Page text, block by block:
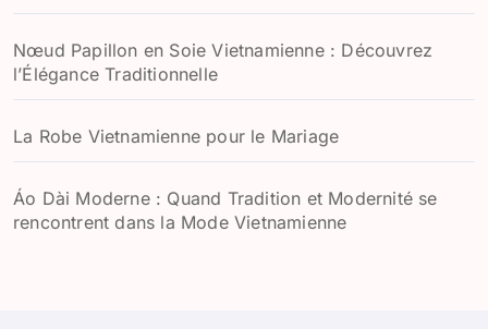
Nœud Papillon en Soie Vietnamienne : Découvrez
l’Élégance Traditionnelle
La Robe Vietnamienne pour le Mariage
Áo Dài Moderne : Quand Tradition et Modernité se
rencontrent dans la Mode Vietnamienne